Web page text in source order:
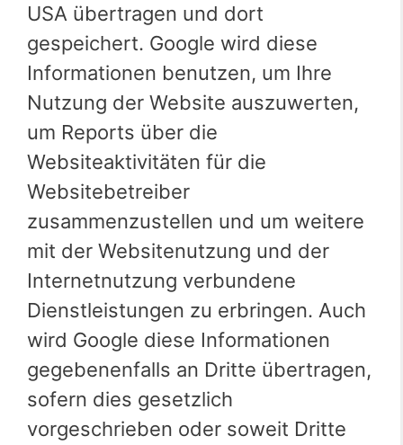
USA übertragen und dort
gespeichert. Google wird diese
Informationen benutzen, um Ihre
Nutzung der Website auszuwerten,
um Reports über die
Websiteaktivitäten für die
Websitebetreiber
zusammenzustellen und um weitere
mit der Websitenutzung und der
Internetnutzung verbundene
Dienstleistungen zu erbringen. Auch
wird Google diese Informationen
gegebenenfalls an Dritte übertragen,
sofern dies gesetzlich
vorgeschrieben oder soweit Dritte